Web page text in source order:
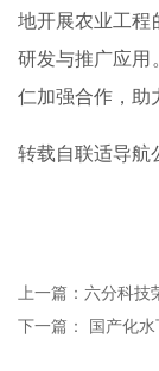
地开展农业工程
研发与推广应用
仁加强合作，助
转载自联适导航